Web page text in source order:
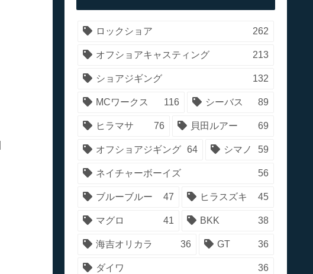
ロックショア 262
オフショアキャスティング 213
ショアジギング 132
MCワークス 116 シーバス 89
ヒラマサ 76 貝田ルアー 69
オフショアジギング 64 シマノ 59
ネイチャーボーイズ 56
ブルーブルー 47 ヒラスズキ 45
マグロ 41 BKK 38
海吉オリカラ 36 GT 36
ダイワ 36